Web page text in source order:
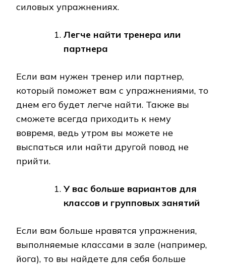
силовых упражнениях.
Легче найти тренера или
партнера
Если вам нужен тренер или партнер,
который поможет вам с упражнениями, то
днем его будет легче найти. Также вы
сможете всегда приходить к нему
вовремя, ведь утром вы можете не
выспаться или найти другой повод не
прийти.
У вас больше вариантов для
классов и групповых занятий
Если вам больше нравятся упражнения,
выполняемые классами в зале (например,
йога), то вы найдете для себя больше